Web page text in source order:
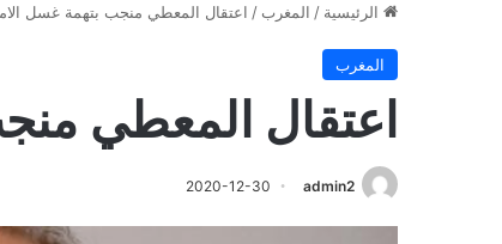
الرئيسية / المغرب / اعتقال المعطي منجب بتهمة غسل
المغرب
اعتقال المعطي
admin2
2020-12-30